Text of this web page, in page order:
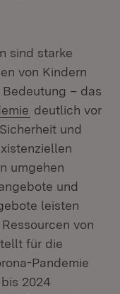
sind starke
von Kindern
– das
deutlich vor
und
umgehen
und
leisten
von
für die
Pandemie
2024